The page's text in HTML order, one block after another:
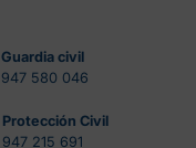
Guardia civil
947 580 046
Protección Civil
947 215 691